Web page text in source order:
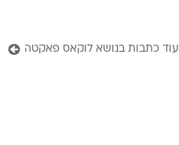
עוד כתבות בנושא לוקאס פאקטה